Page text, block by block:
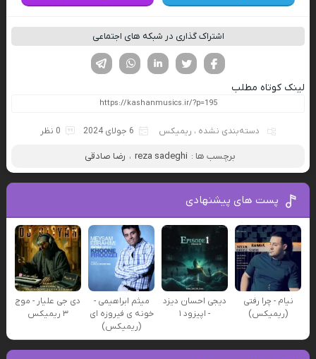
اشتراک گذاری در شبکه های اجتماعی
لینکدین تویتر
فیسوک
لینک کوتاه مطلب
دسته‌بندی نشده ، ریمیکس 6 جولای 2024 0 نظر
برچسب ها : reza sadeghi ، رضا صادقی
پست های پیشنهادی
نیام - چرا رفتی
(ریمیکس)
دیجی احسان دیزد
- اپیزود ۱
میثم ابراهیمی -
خونه ی فیروزه ای
(ریمیکس)
دی جی علیار - موج
۳ ریمیکس